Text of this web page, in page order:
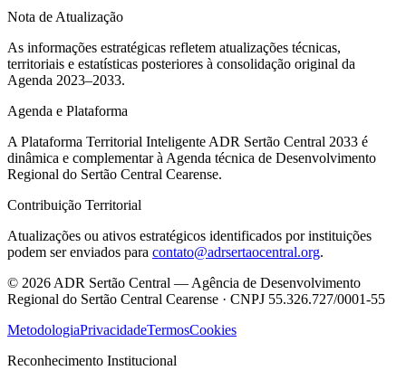
Nota de Atualização
As informações estratégicas refletem atualizações técnicas,
territoriais e estatísticas posteriores à consolidação original da
Agenda 2023–2033.
Agenda e Plataforma
A Plataforma Territorial Inteligente ADR Sertão Central 2033 é
dinâmica e complementar à Agenda técnica de Desenvolvimento
Regional do Sertão Central Cearense.
Contribuição Territorial
Atualizações ou ativos estratégicos identificados por instituições
podem ser enviados para contato@adrsertaocentral.org.
© 2026 ADR Sertão Central — Agência de Desenvolvimento
Regional do Sertão Central Cearense · CNPJ 55.326.727/0001-55
MetodologiaPrivacidadeTermosCookies
Reconhecimento Institucional